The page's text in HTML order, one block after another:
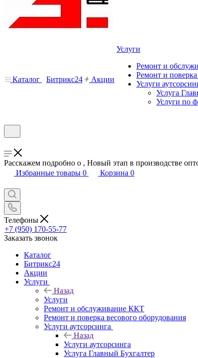
Каталог Битрикс24 Акции
Услуги
Ремонт и
Ремонт и
Услуги
Услуга
Услуги по
Расскажем подробно о , Новый этап в производстве
Избранные товары 0 Корзина 0
Телефоны
+7 (950) 170-55-77
Заказать звонок
Каталог
Битрикс24
Акции
Услуги
Назад
Услуги
Ремонт и обслуживание ККТ
Ремонт и поверка весового оборудования
Услуги аутсорсинга
Назад
Услуги аутсорсинга
Услуга Главный Бухгалтер